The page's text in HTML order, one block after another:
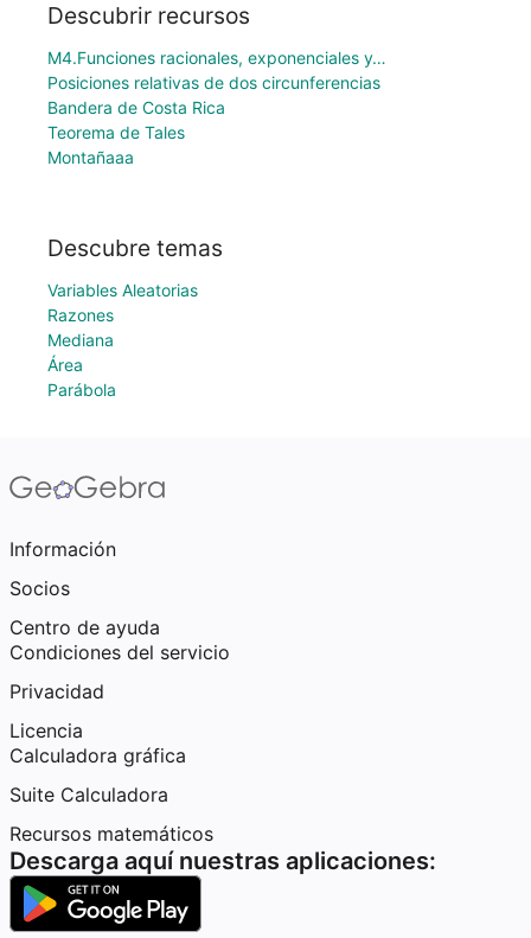
Descubrir recursos
M4.Funciones racionales, exponenciales y…
Posiciones relativas de dos circunferencias
Bandera de Costa Rica
Teorema de Tales
Montañaaa
Descubre temas
Variables Aleatorias
Razones
Mediana
Área
Parábola
Información
Socios
Centro de ayuda
Condiciones del servicio
Privacidad
Licencia
Calculadora gráfica
Suite Calculadora
Recursos matemáticos
Descarga aquí nuestras aplicaciones: